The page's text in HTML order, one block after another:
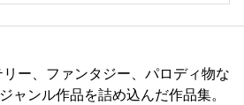
リー、ファンタジー、パロディ物な
ャンル作品を詰め込んだ作品集。